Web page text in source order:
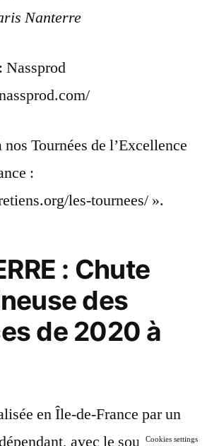
Nanterre
Nassprod
Tournées de l’Excellence
:
les-tournees/ ».
: Chute
des
de 2020 à
en Île-de-France par un
avec le soutien d’une
Cookies settings